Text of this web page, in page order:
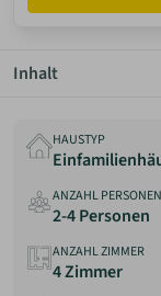
Inhalt
Grundriss
Details
Anbieter
Erfahrungen
HAUSTYP
ANZAHL PERSONEN
2-4 Personen
ANZAHL ZIMMER
4 Zimmer